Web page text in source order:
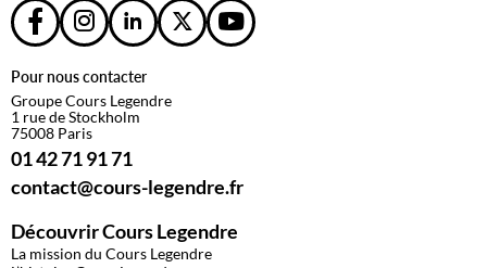
Pour nous contacter
Groupe Cours Legendre
1 rue de Stockholm
75008 Paris
01 42 71 91 71
contact@cours-legendre.fr
Découvrir Cours Legendre
La mission du Cours Legendre